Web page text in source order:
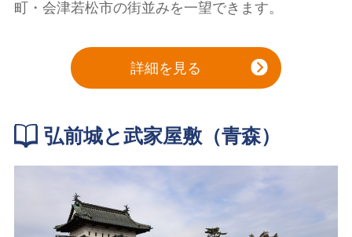
町・会津若松市の街並みを一望できます。
詳細を見る
弘前城と武家屋敷（青森）